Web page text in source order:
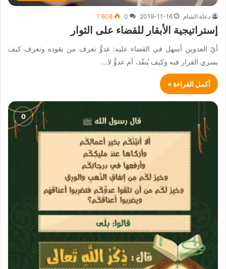
دعاة الشام 2019-11-16
0 1٬608
إستراتيجية الأبقار للقضاء على الثوار
أيّ العدوين أسهل في القضاء عليه: عدوٌّ تعرف من يقوده وتعرف كيف
يسري القرار فيه وكيف يُنفّذ، أم عدوٌّ لا…
أكمل القراءة »